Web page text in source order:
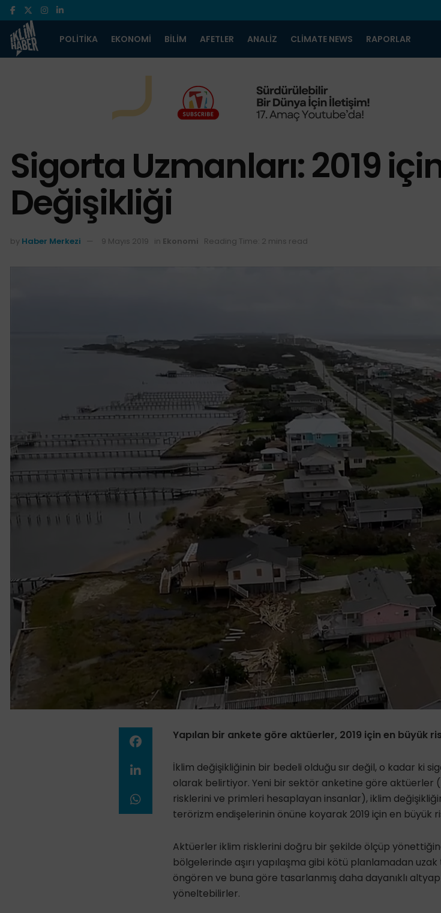
POLITIKA EKONOMI BILIM AFETLER ANALIZ CLIMATE NEWS RAPORLAR
Sigorta Uzmanları: 2019
Değişikliği
by Haber Merkezi 9 Mayıs 2019 in Ekonomi Reading Time: 2 mins read
Yapılan bir ankete göre aktüerler, 2019 için en büyük
İklim değişikliğinin bir bedeli olduğu sır değil, o kadar ki
olarak belirtiyor. Yeni bir sektör anketine göre
risklerini ve primleri hesaplayan insanlar), iklim
terörizm endişelerinin önüne koyarak 2019 için en büyük
Aktüerler iklim risklerini doğru bir şekilde ölçüp
bölgelerinde aşırı yapılaşma gibi kötü planlamadan
öngören ve buna göre tasarlanmış daha dayanıklı
yöneltebilirler.